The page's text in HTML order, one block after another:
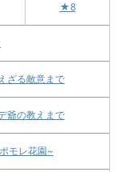
★8
ざる敵意まで
爺の教えまで
ポモレ花園~